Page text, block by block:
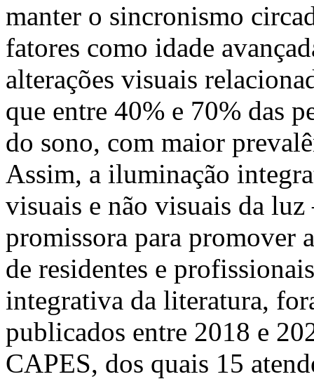
manter o sincronismo
fatores como idade
alterações visuais
que entre 40% e 70% das
do sono, com maior
Assim, a iluminação
visuais e não visuais da
promissora para promover
de residentes e
integrativa da literatura,
publicados entre 2018 e
CAPES, dos quais 15